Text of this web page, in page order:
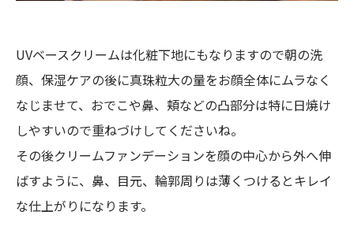
UVベースクリームは化粧下地にもなりますので朝の洗
顔、保湿ケアの後に真珠粒大の量をお顔全体にムラなく
なじませて、おでこや鼻、頬などの凸部分は特に日焼け
しやすいので重ねづけしてくださいね。
その後クリームファンデーションを顔の中心から外へ伸
ばすように、鼻、目元、輪郭周りは薄くつけるとキレイ
な仕上がりになります。